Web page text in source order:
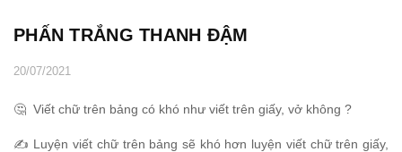
PHẤN TRẮNG THANH ĐẬM
20/07/2021
🤔 Viết chữ trên bảng có khó như viết trên giấy, vở không ?
✍️ Luyện viết chữ trên bảng sẽ khó hơn luyện viết chữ trên giấy,